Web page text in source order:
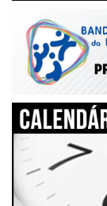
27/10/2024
02.ªJornada
20/10/2024
01.ªJornada